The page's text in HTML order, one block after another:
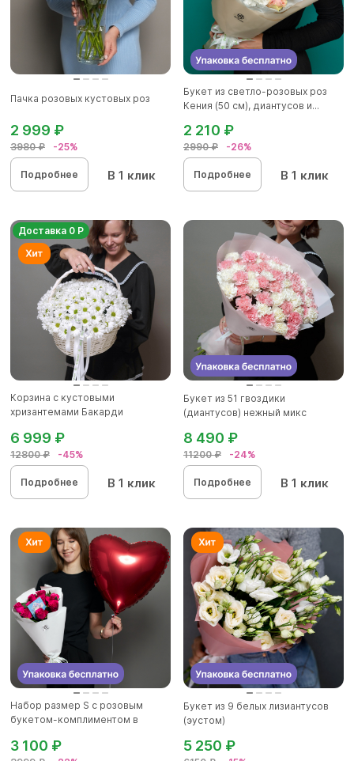
Пачка розовых кустовых роз
3980 ₽ -25%
2 999 ₽
Подробнее В 1 клик
Букет из светло-розовых роз
Кения (50 см), диантусов и...
2990 ₽ -26%
2 210 ₽
Подробнее В 1 клик
Доставка 0 Р
Корзина с кустовыми
хризантемами Бакарди
12800 ₽ -45%
6 999 ₽
Подробнее В 1 клик
Букет из 51 гвоздики
(диантусов) нежный микс
11200 ₽ -24%
8 490 ₽
Подробнее В 1 клик
Набор размер S с розовым
букетом-комплиментом в
3 100 ₽
Букет из 9 белых лизиантусов
(эустом)
5 250 ₽